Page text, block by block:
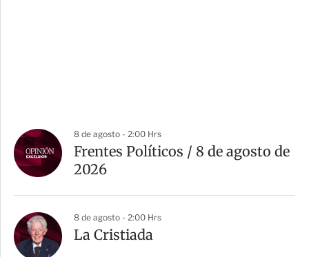
8 de agosto - 2:00 Hrs
Frentes Políticos / 8 de agosto de
2026
8 de agosto - 2:00 Hrs
La Cristiada